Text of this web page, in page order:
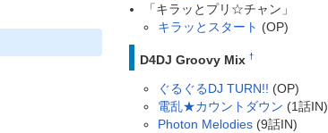
「キラッとプリ☆チャン」
キラッとスタート (OP)
D4DJ Groovy Mix †
ぐるぐるDJ TURN!! (OP)
電乱★カウントダウン (1話IN)
Photon Melodies (9話IN)